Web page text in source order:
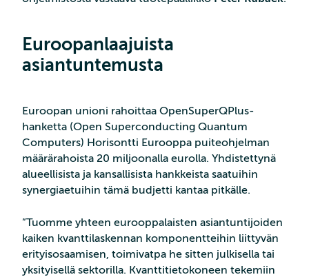
Euroopanlaajuista
asiantuntemusta
Euroopan unioni rahoittaa OpenSuperQPlus-
hanketta (Open Superconducting Quantum
Computers) Horisontti Eurooppa puiteohjelman
määrärahoista 20 miljoonalla eurolla. Yhdistettynä
alueellisista ja kansallisista hankkeista saatuihin
synergiaetuihin tämä budjetti kantaa pitkälle.
”Tuomme yhteen eurooppalaisten asiantuntijoiden
kaiken kvanttilaskennan komponentteihin liittyvän
erityisosaamisen, toimivatpa he sitten julkisella tai
yksityisellä sektorilla. Kvanttitietokoneen tekemiin